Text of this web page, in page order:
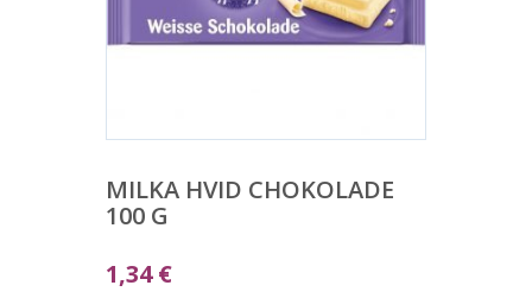
MILKA HVID CHOKOLADE
100 G
1,34€